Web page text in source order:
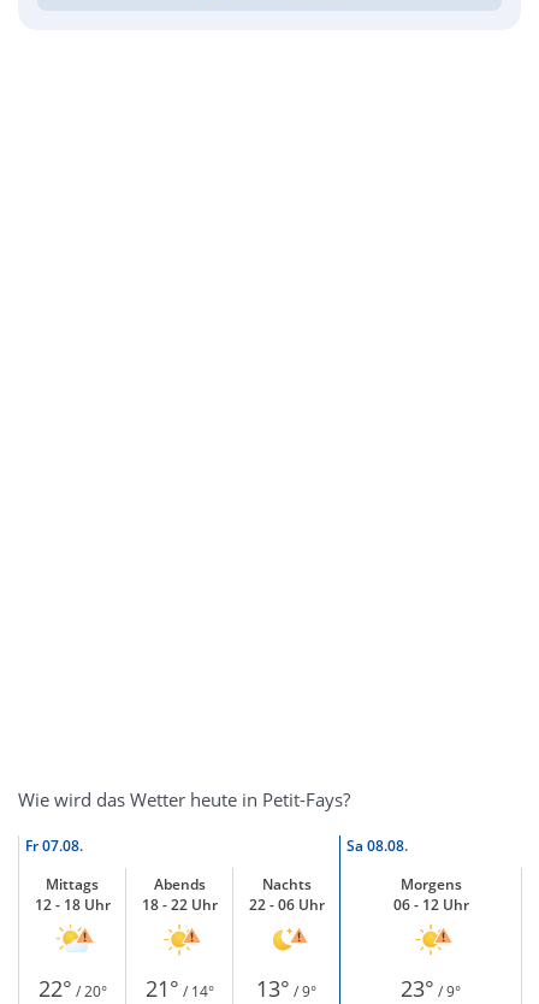
Wie wird das Wetter heute in Petit-Fays?
Fr07.08. Sa 08.08.
Mittags
12 - 18 Uhr
Abends
18 - 22 Uhr
Nachts
22 - 06 Uhr
Morgens
06 - 12 Uhr
22° / 20° 21° / 14° 13° / 9° 23° / 9°